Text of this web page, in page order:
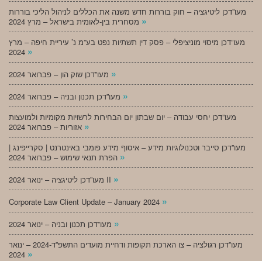
מעו”דכן ליטיגציה – חוק בוררות חדש משנה את הכללים לניהול הליכי בוררות
»
מעו”דכן מיסוי מוניציפלי – פסק דין תשתיות נפט בע”מ נ’ עיריית חיפה – מרץ
»
»
»
מעו”דכן יחסי עבודה – יום שבתון יום הבחירות לרשויות מקומיות ולמועצות
»
מעו”דכן סייבר וטכנולוגיות מידע – איסוף מידע פומבי באינטרנט | סקרייפינג |
»
מעו”דכן ליטיגציה – ינואר 2024 II »
Corporate Law Client Update – January 2024 »
»
מעו”דכן רגולציה – צו הארכת תקופות ודחיית מועדים התשפ”ד-2024 – ינואר
»